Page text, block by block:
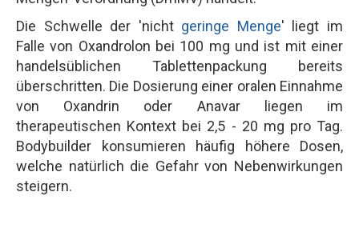
Die Schwelle der 'nicht geringe Menge' liegt im
Falle von Oxandrolon bei 100 mg und ist mit einer
handelsüblichen Tablettenpackung bereits
überschritten. Die Dosierung einer oralen Einnahme
von Oxandrin oder Anavar liegen im
therapeutischen Kontext bei 2,5 - 20 mg pro Tag.
Bodybuilder konsumieren häufig höhere Dosen,
welche natürlich die Gefahr von Nebenwirkungen
steigern.